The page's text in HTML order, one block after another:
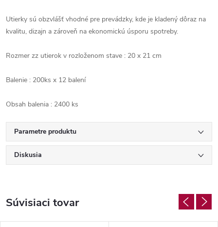
Utierky sú obzvlášť vhodné pre prevádzky, kde je kladený dôraz na
kvalitu, dizajn a zároveň na ekonomickú úsporu spotreby.
Rozmer zz utierok v rozloženom stave : 20 x 21 cm
Balenie : 200ks x 12 balení
Obsah balenia : 2400 ks
Parametre produktu
Diskusia
Súvisiaci tovar